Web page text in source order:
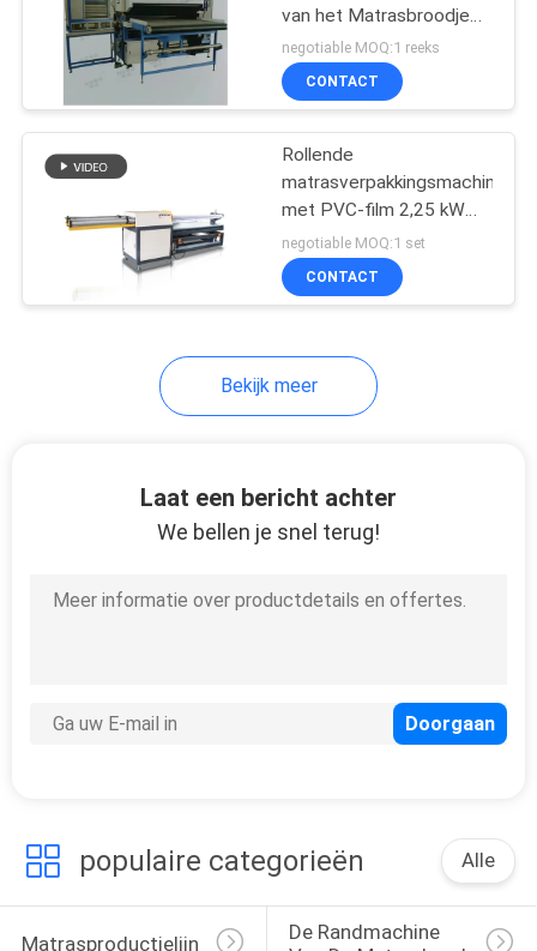
Draad die
Snijmachine
rechtmaken
Machine
Machinevervangstukken
van het Matrasbroodje
van de de Polyestervezel
Machine van het het
Schuim Verpakkende
negotiable MOQ:1 reeks
CONTACT
Rollende
matrasverpakkingsmachine
met PVC-film 2,25 kW
vermogen
negotiable MOQ:1 set
CONTACT
Bekijk meer
Laat een bericht achter
We bellen je snel terug!
populaire categorieën Alle
Matrasproductielijn
De Randmachine